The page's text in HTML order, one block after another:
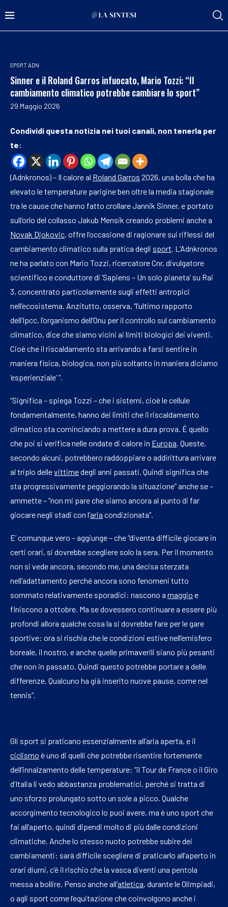
SPORT ADN
Sinner e il Roland Garros infuocato, Mario Tozzi: “Il
cambiamento climatico potrebbe cambiare lo sport”
29 Maggio 2026
Condividi questa notizia nei tuoi canali, non tenerla per
te:
(Adnkronos) – Il calore al Roland Garros 2026, una bolla che ha
elevato le temperature parigine ben oltre la media stagionale
tra le cause che hanno fatto crollare Jannik Sinner, e portato
sull’orlo del collasso Jakub Mensik creando problemi anche a
Novak Djokovic, offre l’occasione di ragionare sui riflessi del
cambiamento climatico sulla pratica degli sport. L’Adnkronos
ne ha parlato con Mario Tozzi, ricercatore Cnr, divulgatore
scientifico e conduttore di ‘Sapiens – Un solo pianeta’ su Rai
3, concentrato particolarmente sugli effetti antropici
nell’ecosistema. Anzitutto, osserva, “l’ultimo rapporto
dell’Ipcc, l’organismo dell’Onu per il controllo sul cambiamento
climatico, dice che siamo vicini ai limiti biologici dei viventi.
Cioè che il riscaldamento sta arrivando a farsi sentire in
maniera fisica, biologica, non più soltanto in maniera diciamo
‘esperienziale’ “.
“Significa – spiega Tozzi – che i sistemi, cioè le cellule
fondamentalmente, hanno dei limiti che il riscaldamento
climatico sta cominciando a mettere a dura prova. È quello
che poi si verifica nelle ondate di calore in Europa. Queste,
secondo alcuni, potrebbero raddoppiare o addirittura arrivare
al triplo dellevittimedegli anni passati. Quindi significa che
sta progressivamente peggiorando la situazione” anche se –
ammette – “non mi pare che siamo ancora al punto di far
giocare negli stadi con l’aria condizionata”.
E’ comunque vero – aggiunge – che “diventa difficile giocare in
certi orari, si dovrebbe scegliere solo la sera. Per il momento
non si vede ancora, secondo me, una decisa sterzata
nell’adattamento perché ancora sono fenomeni tutto
sommato relativamente sporadici: nascono a maggio e
finiscono a ottobre. Ma se dovessero continuare a essere più
profondi allora qualche cosa la si dovrebbe fare per le gare
sportive: ora si rischia che le condizioni estive nell’emisfero
boreale, il nostro, e anche quelle primaverili siano più pesanti
che non in passato. Quindi questo potrebbe portare a delle
differenze. Qualcuno ha già inserito nuove pause, come nel
tennis”.
Gli sport si praticano essenzialmente all’aria aperta, e il
ciclismo è uno di quelli che potrebbe risentire fortemente
dell’innalzamento delle temperature: “il Tour de France o il Giro
d’Italia li vedo abbastanza problematici, perché si tratta di
uno sforzo prolungato sotto un sole a picco. Qualche
accorgimento tecnologico lo puoi avere, ma è uno sport che
fai all’aperto, quindi dipendi molto di più dalle condizioni
climatiche. Anche lo stesso nuoto potrebbe subire dei
cambiamenti: sarà difficile scegliere di praticarlo all’aperto in
orari diurni, c’è il rischio che la vasca diventi una pentola
messa a bollire. Penso anche all’atletica, durante le Olimpiadi,
o agli sport come l’equitazione che coinvolgono anche i